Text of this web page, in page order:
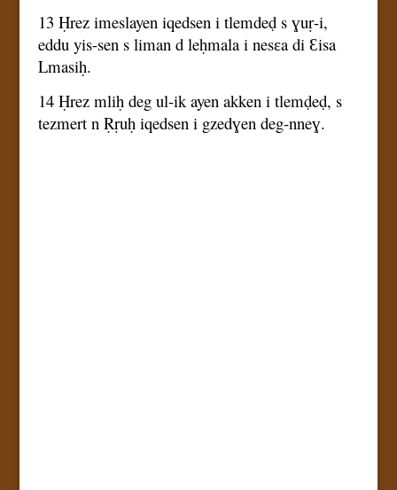
13 Ḥrez imeslayen iqedsen i tlemdeḍ s ɣuṛ-i,
eddu yis-sen s liman d leḥmala i nesɛa di Ɛisa
Lmasiḥ.
14 Ḥrez mliḥ deg ul-ik ayen akken i tlemḍeḍ, s
tezmert n Ṛṛuḥ iqedsen i gzedɣen deg-nneɣ.